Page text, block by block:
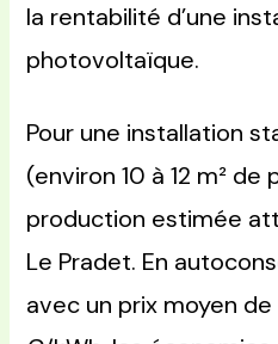
la rentabilité d’une
photovoltaïque.
Pour une installation
(environ 10 à 12 m² de
production estimée
Le Pradet. En
avec un prix moyen